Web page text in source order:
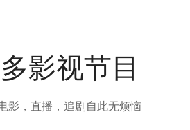
影视节目
影，直播，追剧自此无烦恼